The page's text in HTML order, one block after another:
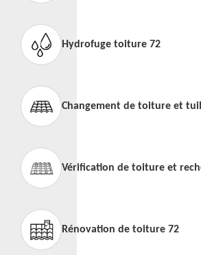
Hydrofuge toiture 72
Changement de toiture et
Vérification de toiture et
Rénovation de toiture 72